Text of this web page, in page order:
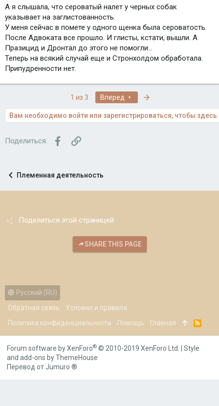
А я слышала, что сероватый налет у черных собак
указывает на заглистованность.
У меня сейчас в помете у одного щенка была сероватость.
После Адвоката все прошло. И глисты, кстати, вышли. А
Празицид и Дронтал до этого не помогли...
Теперь на всякий случай еще и Стронхолдом обработала.
Припудренности нет.
1 из 3 Вперед
Вам необходимо войти или зарегистрироваться, чтобы здесь
Поделиться: FacebookСсылка
Племенная деятельность
Поделиться этой страницей
SHARE THIS PAGE
Русский (RU)
Обратная связь
Условия и правила
Политика конфиденциальности
Помощь Главная
R
S
Forum software by XenForo® © 2010-2019 XenForo Ltd.
Style
and add-ons by ThemeHouse
Перевод от Jumuro ®